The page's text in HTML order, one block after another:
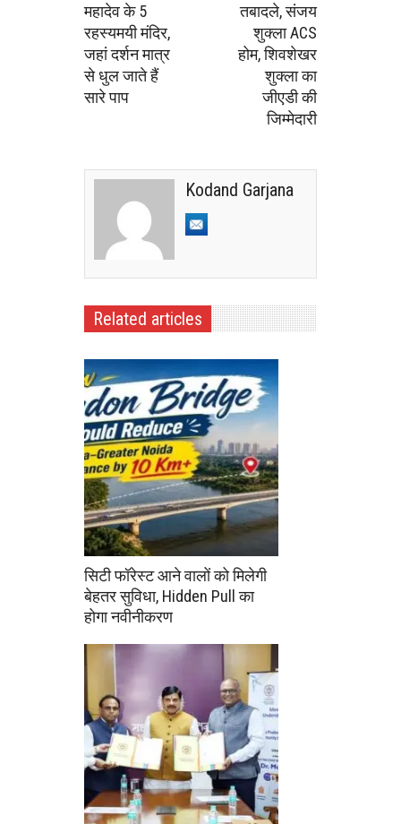
महादेव के 5
रहस्यमयी मंदिर,
जहां दर्शन मात्र
से धुल जाते हैं
सारे पाप
तबादले, संजय
शुक्ला ACS
होम, शिवशेखर
शुक्ला का
जीएडी की
जिम्मेदारी
Kodand Garjana
Related articles
सिटी फॉरेस्ट आने वालों को मिलेगी
बेहतर सुविधा, Hidden Pull का
होगा नवीनीकरण